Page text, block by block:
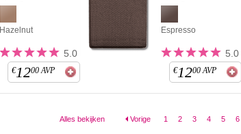
Hazelnut
5.0
€1200 AVP
Espresso
5.0
€1200 AVP
Alles bekijken Vorige 1 2 3 4 5 6